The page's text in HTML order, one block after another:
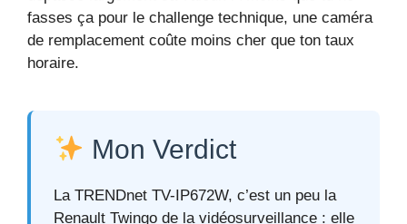
fasses ça pour le challenge technique, une caméra
de remplacement coûte moins cher que ton taux
horaire.
Mon Verdict
La TRENDnet TV-IP672W, c’est un peu la
Renault Twingo de la vidéosurveillance : elle